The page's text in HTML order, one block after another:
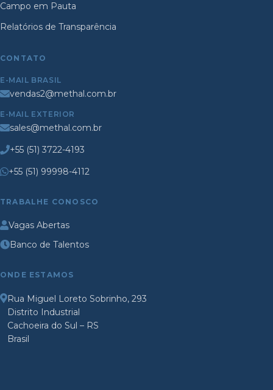
Campo em Pauta
Relatórios de Transparência
CONTATO
E-MAIL BRASIL
vendas2@methal.com.br
E-MAIL EXTERIOR
sales@methal.com.br
+55 (51) 3722-4193
+55 (51) 99998-4112
TRABALHE CONOSCO
Vagas Abertas
Banco de Talentos
ONDE ESTAMOS
Rua Miguel Loreto Sobrinho, 293
Distrito Industrial
Cachoeira do Sul – RS
Brasil